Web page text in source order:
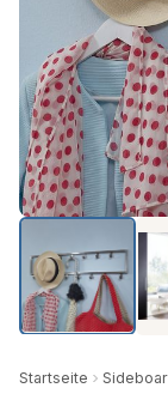
Startseite